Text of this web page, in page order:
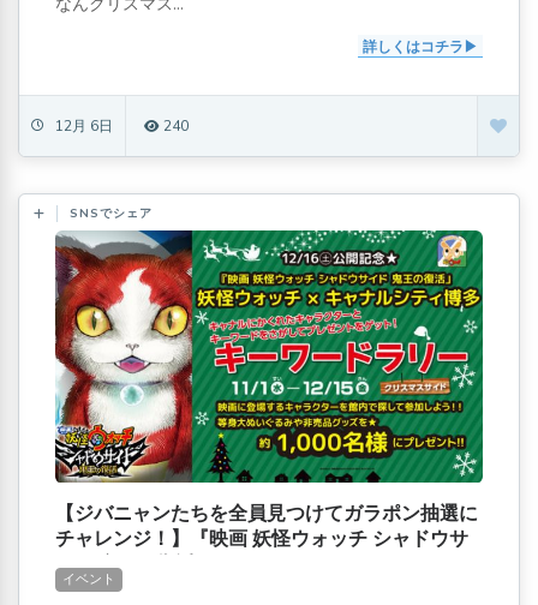
詳しくはコチラ
12月 6日 240
SNSでシェア
【ジバニャンたちを全員見つけてガラポン抽選に
チャレンジ！】『映画 妖怪ウォッチ シャドウサ
イド 鬼王の復活』キーワードラリーキャンペーン
クリスマスサイド
イベント